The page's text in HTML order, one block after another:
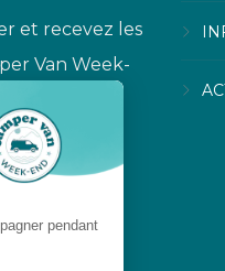
et recevez les
Van Week-